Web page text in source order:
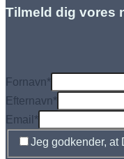
Tilmeld dig vores
Fornavn*
Efternavn*
Email *
Jeg godkender, at